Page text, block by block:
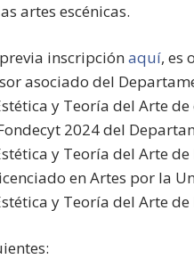
artes escénicas.
inscripciónaquí, es
asociado del
y Teoría del Arte
2024 del
y Teoría del Arte
en Artes por la
y Teoría del Arte